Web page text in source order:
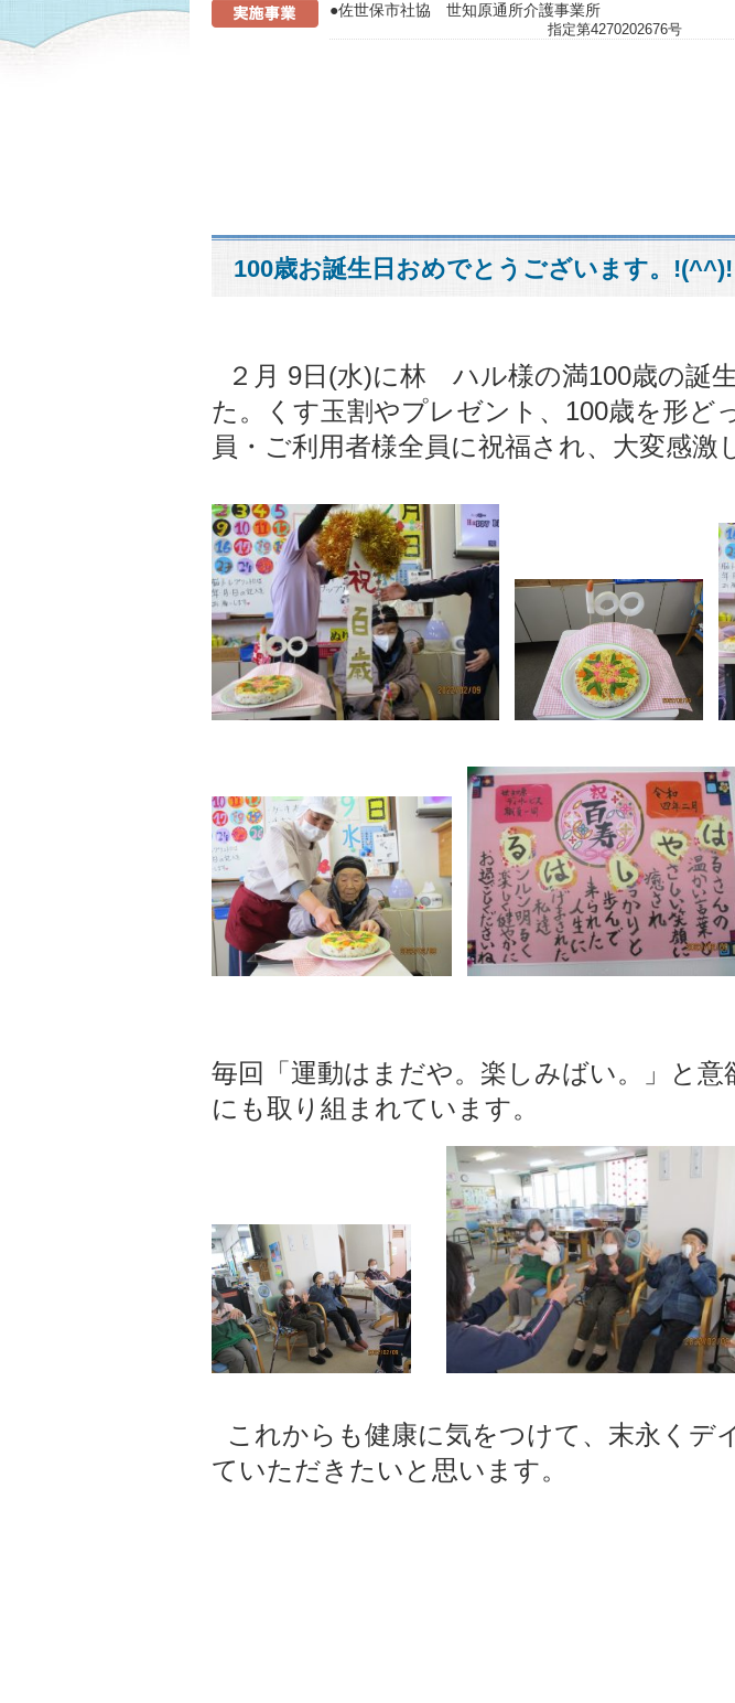
●佐世保市社協 世知原通所介護事業所
指定第
100歳お誕生日おめでとうございます。!(^^)!
２月 9日(水)に林 ハル様の満100歳の誕
た。
くす玉割やプレゼント、100歳を形ど
員・ご利用者様全員に祝福され、大変感激
毎回「運動はまだや。楽しみばい。」と意
にも取り組まれています。
これからも健康に気をつけて、末永くデ
ていただきたいと思います。